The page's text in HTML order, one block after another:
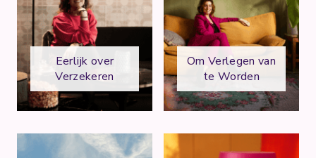
Eerlijk over
Verzekeren
Om Verlegen van
te Worden